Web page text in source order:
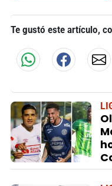
Te gustó este artículo,